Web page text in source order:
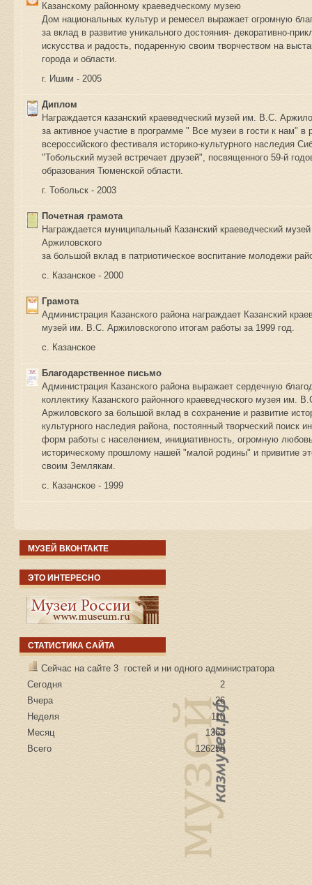
Казанскому районному краеведческому музею
Дом национальных культур и ремесел выражает огромную
за вклад в развитие уникального достояния- декоративно-
искусства и радость, подаренную своим творчеством на
города и области.
г. Ишим - 2005
Диплом
Награждается казанский краеведческий музей им. В.С.
за активное участие в программе " Все музеи в гости к нам" в
всероссийского фестиваля историко-культурного наследия
"Тобольский музей встречает друзей", посвященного 59-й
образования Тюменской области.
г. Тобольск - 2003
Почетная грамота
Награждается муниципальный Казанский краеведческий
Аржиловского
за большой вклад в патриотическое воспитание молодежи
с. Казанское - 2000
Грамота
Администрация Казанского района награждает Казанский
музей им. В.С. Аржиловскогопо итогам работы за 1999 год.
с. Казанское
Благодарственное письмо
Администрация Казанского района выражает сердечную
коллектику Казанского районного краеведческого музея им.
Аржиловского за большой вклад в сохранение и развитие
культурного наследия района, постоянный творческий поиск
форм работы с населением, инициативность, огромную
историческому прошлому нашей "малой родины" и привитие
своим Землякам.
с. Казанское - 1999
МУЗЕЙ ВКОНТАКТЕ
ЭТО ИНТЕРЕСНО
СТАТИСТИКА САЙТА
Сейчас на сайте 3 гостей и ни одного администратора
Сегодня
2
Вчера
26
Неделя
110
Месяц
1365
Всего
126259